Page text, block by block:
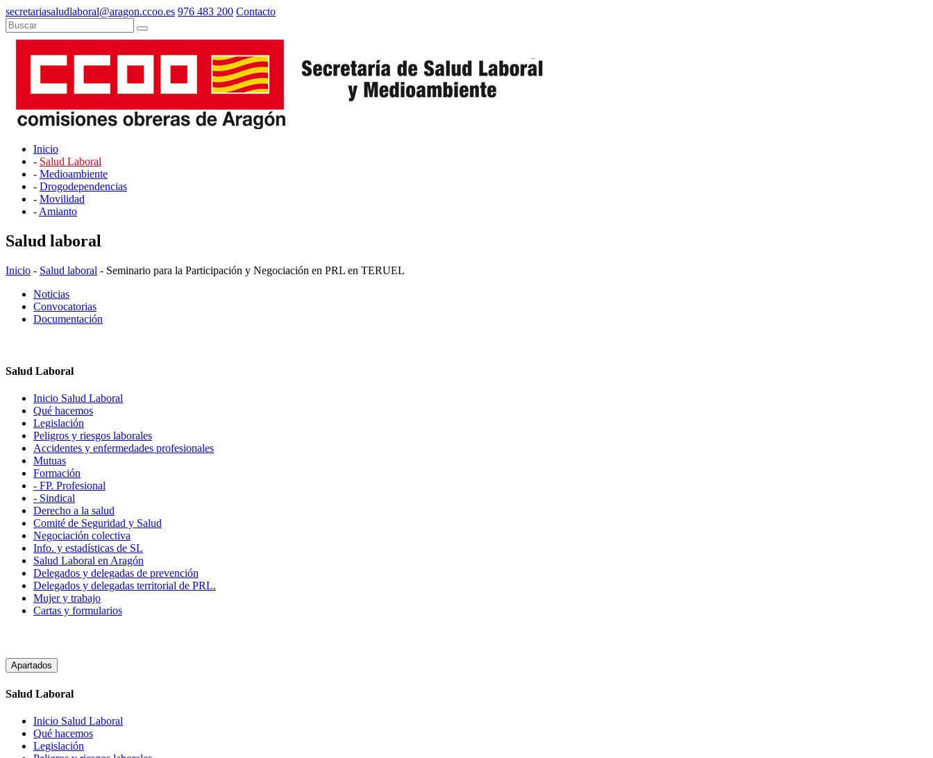
secretariasaludlaboral@aragon.ccoo.es 976 483 200 Contacto
Inicio
- Salud Laboral
- Medioambiente
- Drogodependencias
- Movilidad
- Amianto
Salud laboral
Inicio - Salud laboral - Seminario para la Participación y Negociación en PRL en TERUEL
Noticias
Convocatorias
Documentación
Salud Laboral
Inicio Salud Laboral
Qué hacemos
Legislación
Peligros y riesgos laborales
Accidentes y enfermedades profesionales
Mutuas
Formación
- FP. Profesional
- Sindical
Derecho a la salud
Comité de Seguridad y Salud
Negociación colectiva
Info. y estadísticas de SL
Salud Laboral en Aragón
Delegados y delegadas de prevención
Delegados y delegadas territorial de PRL.
Mujer y trabajo
Cartas y formularios
Apartados
Salud Laboral
Inicio Salud Laboral
Qué hacemos
Legislación